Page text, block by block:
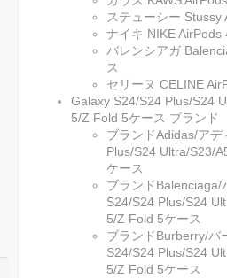
ステューシー Stussy
ナイキ NIKE AirPods
バレンシアガ
ス
セリーヌ CELINE
Galaxy S24/S24 Plus/S24
5/Z Fold 5ケース ブランド
ブランドAdidas/ア
Plus/S24 Ultra/S23/
ケース
ブランドBalenciaga/
S24/S24 Plus/S24
5/Z Fold 5ケース
ブランドBurberry/バ
S24/S24 Plus/S24
5/Z Fold 5ケース